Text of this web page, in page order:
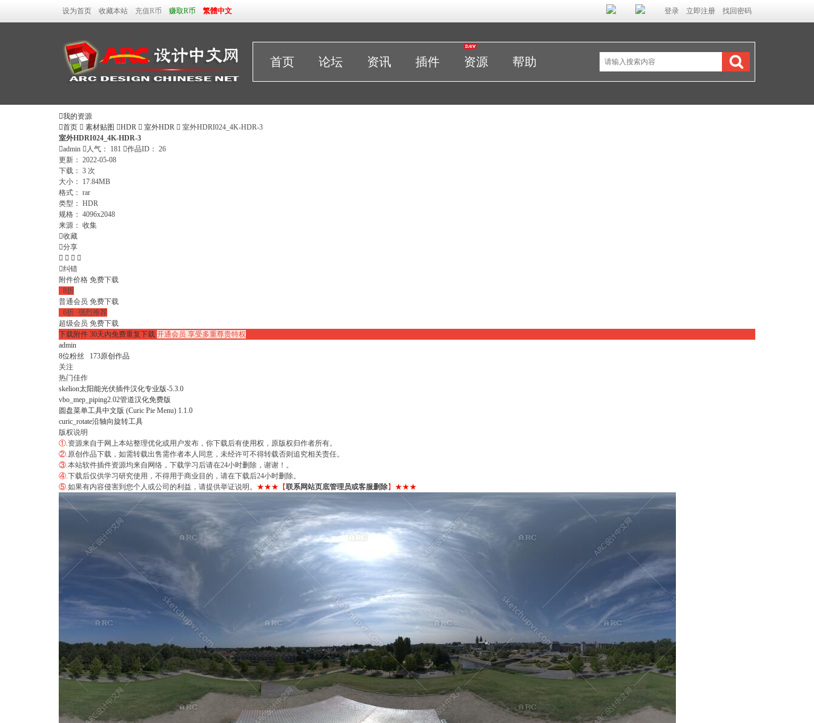
设为首页 收藏本站 充值R币 赚取R币 繁體中文 登录 立即注册 找回密码
首页 论坛 资讯 插件 资源 帮助
我的资源
首页  素材贴图 HDR  室外HDR  室外HDRI024_4K-HDR-3
室外HDRI024_4K-HDR-3
admin  人气： 181 作品ID： 26
更新： 2022-05-08
下载： 3 次
大小：
17.84MB
格式： rar
类型： HDR
规格： 4096x2048
来源： 收集
收藏
分享
   
纠错
附件价格 免费下载
8折
普通会员 免费下载
6折 强烈推荐
超级会员 免费下载
下载附件 30天内免费重复下载 开通会员 享受多重尊贵特权
admin
8位粉丝 173原创作品
关注
热门佳作
skelion太阳能光伏插件汉化专业版-5.3.0
vbo_mep_piping2.02管道汉化免费版
圆盘菜单工具中文版 (Curic Pie Menu) 1.1.0
curic_rotate沿轴向旋转工具
版权说明
①.资源来自于网上本站整理优化或用户发布，你下载后有使用权，原版权归作者所有。
②.原创作品下载，如需转载出售需作者本人同意，未经许可不得转载否则追究相关责任。
③.本站软件插件资源均来自网络，下载学习后请在24小时删除，谢谢！。
④.下载后仅供学习研究使用，不得用于商业目的，请在下载后24小时删除。
⑤.如果有内容侵害到您个人或公司的利益，请提供举证说明。 ★★★【联系网站页底管理员或客服删除】★★★